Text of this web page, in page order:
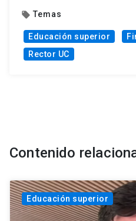
local_offer Temas
Educación superior
Rector UC
Contenido
Educación superior